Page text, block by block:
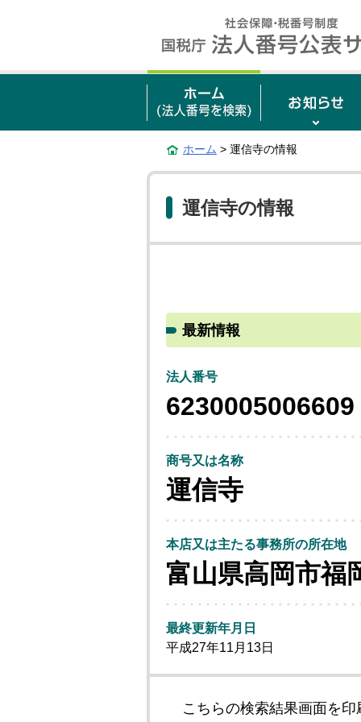
ホーム > 運信寺の情報
運信寺の情報
最新情報
法人番号
6230005006609
商号又は名称
運信寺
本店又は主たる事務所の所在地
富山県高岡市福
最終更新年月日
平成27年11月13日
こちらの検索結果画面を